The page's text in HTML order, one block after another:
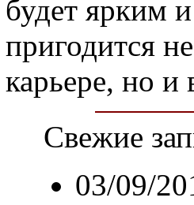
будет ярким
пригодится
карьере, но
Свежие
03/09/